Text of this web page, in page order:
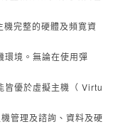
機完整的硬體及頻寛資
環境。無論在使用彈
皆優於虛擬主機（ Virtu
管理及諮詢、資料及硬